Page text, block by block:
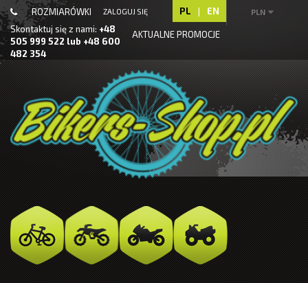
PLN
PL | EN
ZALOGUJ SIĘ
ROZMIARÓWKI
AKTUALNE PROMOCJE
Skontaktuj się z nami: +48
505 999 522 lub +48 600
482 354